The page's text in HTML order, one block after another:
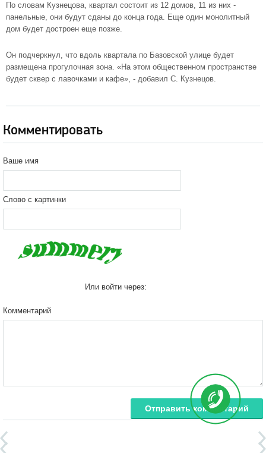
По словам Кузнецова, квартал состоит из 12 домов, 11 из них -
панельные, они будут сданы до конца года. Еще один монолитный
дом будет достроен еще позже.
Он подчеркнул, что вдоль квартала по Базовской улице будет
размещена прогулочная зона. «На этом общественном пространстве
будет сквер с лавочками и кафе», - добавил С. Кузнецов.
Комментировать
Ваше имя
Слово с картинки
Или войти через:
Комментарий
Отправить комментарий